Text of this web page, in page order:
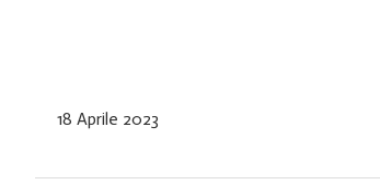
18 Aprile 2023